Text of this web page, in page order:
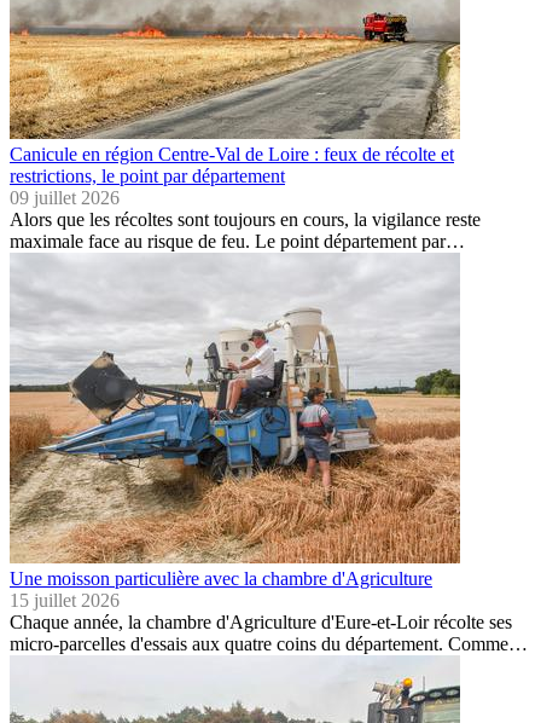
Canicule en région Centre-Val de Loire : feux de récolte et
restrictions, le point par département
09 juillet 2026
Alors que les récoltes sont toujours en cours, la vigilance reste
maximale face au risque de feu. Le point département par…
Une moisson particulière avec la chambre d'Agriculture
15 juillet 2026
Chaque année, la chambre d'Agriculture d'Eure-et-Loir récolte ses
micro-parcelles d'essais aux quatre coins du département. Comme…